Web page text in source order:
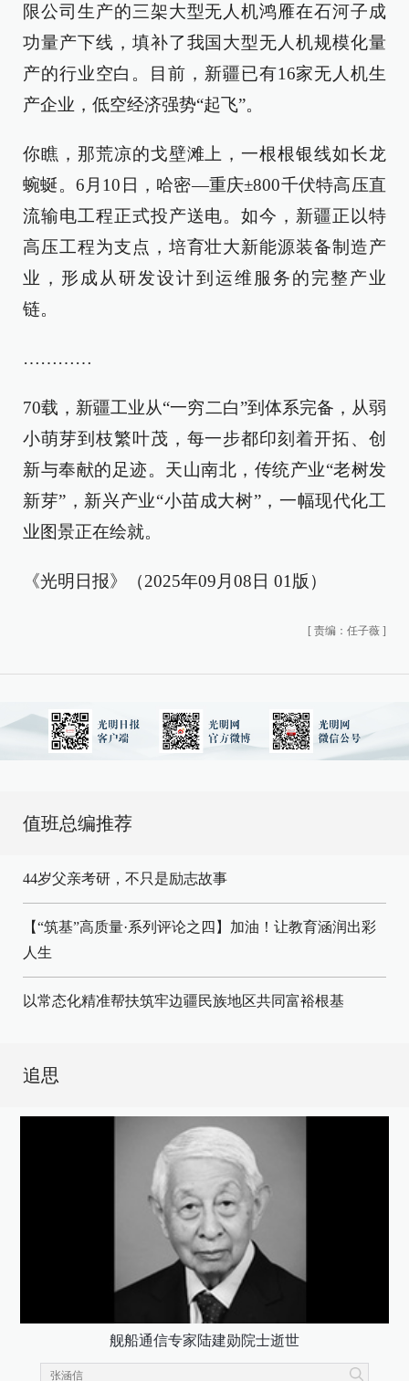
限公司生产的三架大型无人机鸿雁在石河子成
功量产下线，填补了我国大型无人机规模化量
产的行业空白。目前，新疆已有16家无人机生
产企业，低空经济强势“起飞”。
你瞧，那荒凉的戈壁滩上，一根根银线如长龙
蜿蜒。6月10日，哈密—重庆±800千伏特高压直
流输电工程正式投产送电。如今，新疆正以特
高压工程为支点，培育壮大新能源装备制造产
业，形成从研发设计到运维服务的完整产业
链。
…………
70载，新疆工业从“一穷二白”到体系完备，从弱
小萌芽到枝繁叶茂，每一步都印刻着开拓、创
新与奉献的足迹。天山南北，传统产业“老树发
新芽”，新兴产业“小苗成大树”，一幅现代化工
业图景正在绘就。
《光明日报》（2025年09月08日 01版）
[ 责编：任子薇 ]
值班总编推荐
44岁父亲考研，不只是励志故事
【“筑基”高质量·系列评论之四】加油！让教育涵润出彩
人生
以常态化精准帮扶筑牢边疆民族地区共同富裕根基
追思
舰船通信专家陆建勋院士逝世